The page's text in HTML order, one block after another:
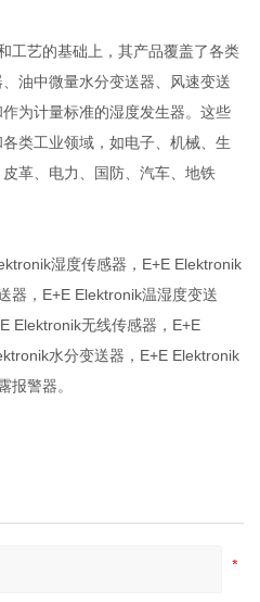
工艺的基础上，其产品覆盖了各类
油中微量水分变送器、风速变送
为计量标准的湿度发生器。这些
类工业领域，如电子、机械、生
革、电力、国防、汽车、地铁
湿度传感器，E+E Elektronik
器，E+E Elektronik温湿度变送
Elektronik无线传感器，E+E
水分变送器，E+E Elektronik
报警器。